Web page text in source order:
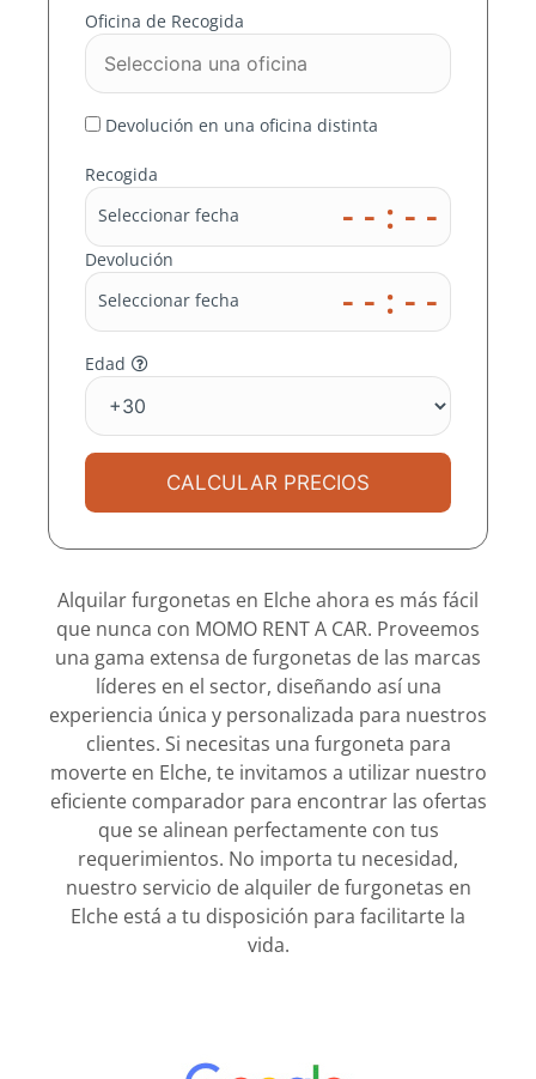
En MOMO RENT A CAR
nos ocupamos de
buscar el mejor precio
en miles de destinos
para ti
Oficina de Recogida
Devolución en una oficina distinta
Recogida
Seleccionar fecha
- - : - -
Devolución
Seleccionar fecha
- - : - -
Edad
CALCULAR PRECIOS
Alquilar furgonetas en Elche ahora es más fácil
que nunca con MOMO RENT A CAR. Proveemos
una gama extensa de furgonetas de las marcas
líderes en el sector, diseñando así una
experiencia única y personalizada para nuestros
clientes. Si necesitas una furgoneta para
moverte en Elche, te invitamos a utilizar nuestro
eficiente comparador para encontrar las ofertas
que se alinean perfectamente con tus
requerimientos. No importa tu necesidad,
nuestro servicio de alquiler de furgonetas en
Elche está a tu disposición para facilitarte la
vida.